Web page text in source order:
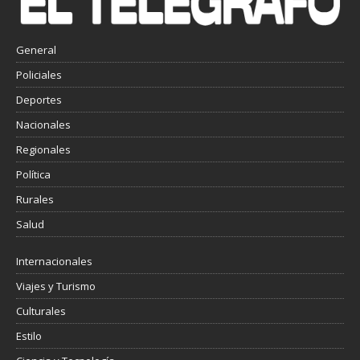
General
Policiales
Deportes
Nacionales
Regionales
Política
Rurales
Salud
Internacionales
Viajes y Turismo
Culturales
Estilo